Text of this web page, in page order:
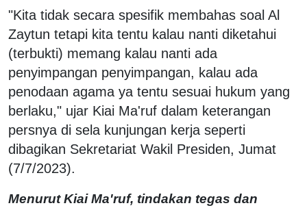
"Kita tidak secara spesifik membahas soal Al
Zaytun tetapi kita tentu kalau nanti diketahui
(terbukti) memang kalau nanti ada
penyimpangan penyimpangan, kalau ada
penodaan agama ya tentu sesuai hukum yang
berlaku," ujar Kiai Ma'ruf dalam keterangan
persnya di sela kunjungan kerja seperti
dibagikan Sekretariat Wakil Presiden, Jumat
(7/7/2023).
Menurut Kiai Ma'ruf, tindakan tegas dan